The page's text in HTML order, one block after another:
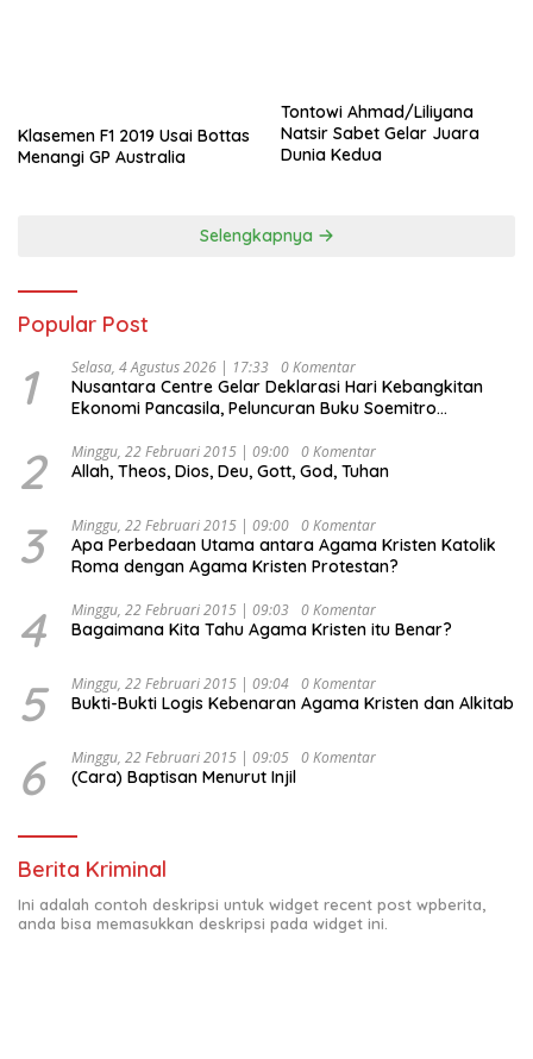
Klasemen F1 2019 Usai Bottas
Menangi GP Australia
Tontowi Ahmad/Liliyana
Natsir Sabet Gelar Juara
Dunia Kedua
Selengkapnya
Popular Post
1 Selasa, 4 Agustus 2026 | 17:33 0 Komentar
Nusantara Centre Gelar Deklarasi Hari Kebangkitan
Ekonomi Pancasila, Peluncuran Buku Soemitro
Ekonomi Politik Indonesia) & Simposium Nasional
“Urgensi Undang-Undang Perekonomian Nasional dan
Indonesia Emas 2045”,
2 Minggu, 22 Februari 2015 | 09:00 0 Komentar
Allah, Theos, Dios, Deu, Gott, God, Tuhan
3 Minggu, 22 Februari 2015 | 09:00 0 Komentar
Apa Perbedaan Utama antara Agama Kristen Katolik
Roma dengan Agama Kristen Protestan?
4 Minggu, 22 Februari 2015 | 09:03 0 Komentar
Bagaimana Kita Tahu Agama Kristen itu Benar?
5 Minggu, 22 Februari 2015 | 09:04 0 Komentar
Bukti-Bukti Logis Kebenaran Agama Kristen dan Alkitab
6 Minggu, 22 Februari 2015 | 09:05 0 Komentar
(Cara) Baptisan Menurut Injil
Berita Kriminal
Ini adalah contoh deskripsi untuk widget recent post wpberita,
anda bisa memasukkan deskripsi pada widget ini.